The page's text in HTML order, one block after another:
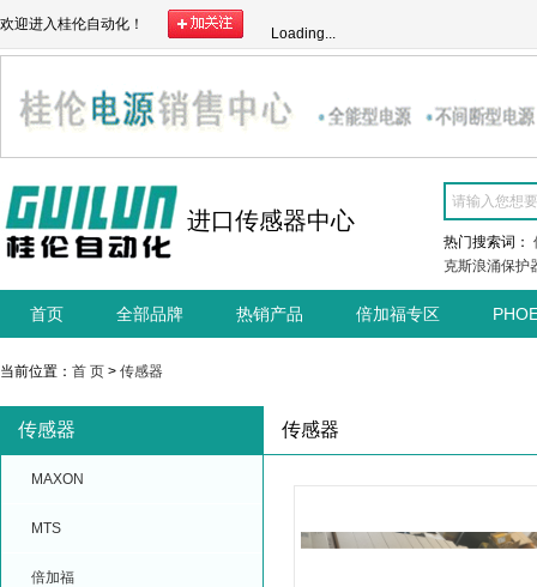
欢迎进入桂伦自动化！
Loading...
进口传感器中心
热门搜索词：
克斯浪涌保护
首页 全部品牌 热销产品 倍加福专区
当前位置： 首 页 > 传感器
传感器
MAXON
MTS
倍加福
传感器